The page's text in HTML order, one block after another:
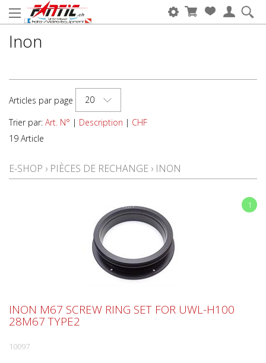
Inon
Articles par page
20
Trier par: Art. N° | Description | CHF
19 Article
E-SHOP › PIÈCES DE RECHANGE › INON
1
INON M67 SCREW RING SET FOR UWL-H100
28M67 TYPE2
10097